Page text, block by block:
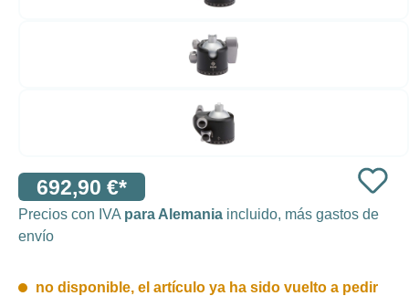
692,90 €*
Precios con IVA para Alemania incluido, más gastos de
envío
no disponible, el artículo ya ha sido vuelto a pedir